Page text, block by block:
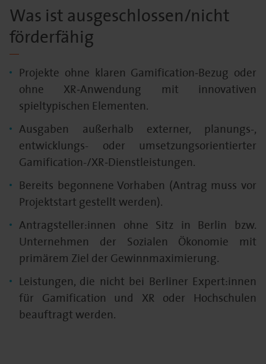
Was ist ausgeschlossen/nicht
förderfähig
Projekte ohne klaren Gamification‑Bezug oder
ohne XR‑Anwendung mit innovativen
spieltypischen Elementen.
Ausgaben außerhalb externer, planungs-,
entwicklungs- oder umsetzungsorientierter
Gamification-/XR‑Dienstleistungen.
Bereits begonnene Vorhaben (Antrag muss vor
Projektstart gestellt werden).
Antragsteller:innen ohne Sitz in Berlin bzw.
Unternehmen der Sozialen Ökonomie mit
primärem Ziel der Gewinnmaximierung.
Leistungen, die nicht bei Berliner Expert:innen
für Gamification und XR oder Hochschulen
beauftragt werden.